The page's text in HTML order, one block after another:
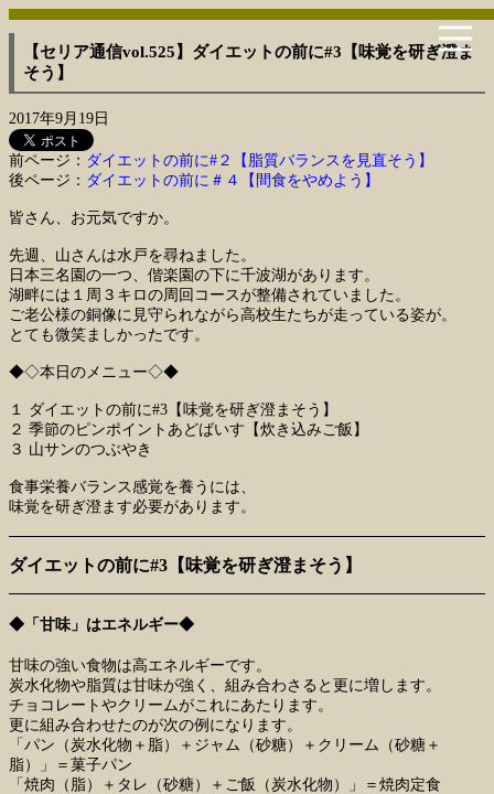
【セリア通信vol.525】ダイエットの前に#3【味覚を研ぎ澄ま
そう】
2017年9月19日
前ページ： ダイエットの前に#２【脂質バランスを見直そう】
後ページ： ダイエットの前に＃４【間食をやめよう】
皆さん、お元気ですか。
先週、山さんは水戸を尋ねました。
日本三名園の一つ、偕楽園の下に千波湖があります。
湖畔には１周３キロの周回コースが整備されていました。
ご老公様の銅像に見守られながら高校生たちが走っている姿が。
とても微笑ましかったです。
◆◇本日のメニュー◇◆
１ ダイエットの前に#3【味覚を研ぎ澄まそう】
２ 季節のピンポイントあどばいす【炊き込みご飯】
３ 山サンのつぶやき
食事栄養バランス感覚を養うには、
味覚を研ぎ澄ます必要があります。
ダイエットの前に#3【味覚を研ぎ澄まそう】
◆「甘味」はエネルギー◆
甘味の強い食物は高エネルギーです。
炭水化物や脂質は甘味が強く、組み合わさると更に増します。
チョコレートやクリームがこれにあたります。
更に組み合わせたのが次の例になります。
「パン（炭水化物＋脂）＋ジャム（砂糖）＋クリーム（砂糖＋
脂）」＝菓子パン
「焼肉（脂）＋タレ（砂糖）＋ご飯（炭水化物）」＝焼肉定食